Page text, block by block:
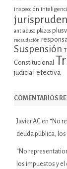
inspección
antiabuso plazos
recaudación
Suspensión
Constitucional
judicial efectiva
COMENTARIOS
Javier AC en “No
deuda pública,
“No
los impuestos y